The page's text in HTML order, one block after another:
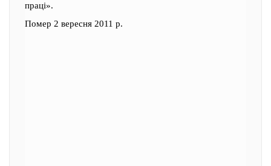
праці».
Помер 2 вересня 2011 р.